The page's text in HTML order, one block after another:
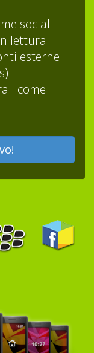
social
lettura
esterne
come